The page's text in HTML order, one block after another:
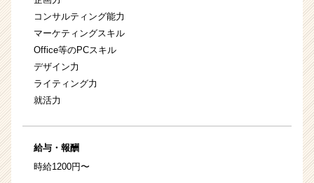
コンサルティング能力
マーケティングスキル
Office等のPCスキル
デザイン力
ライティング力
就活力
給与・報酬
時給1200円〜